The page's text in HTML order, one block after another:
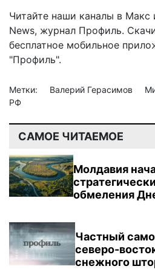
Читайте наши каналы в Макс
News, журнал Профиль.
бесплатное мобильное
"Профиль".
Метки: Валерий Герасимов
РФ
САМОЕ ЧИТАЕМОЕ
Молдавия
обмеления
Частный
северо-
снежного